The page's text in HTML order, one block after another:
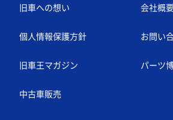
旧車への想い 会社概
個人情報保護方針 お問い
旧車王マガジン パーツ
中古車販売